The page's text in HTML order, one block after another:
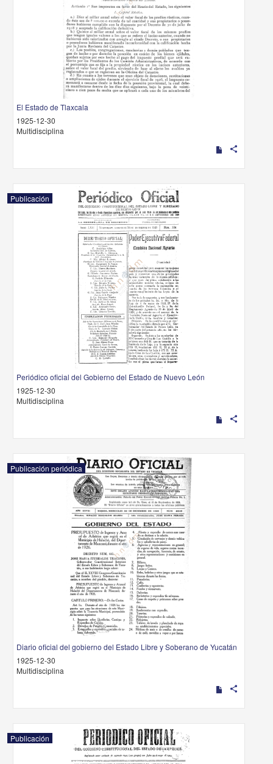
El Estado de Tlaxcala
1925-12-30
Multidisciplina
share
Publicación
Periódico oficial del Gobierno del Estado de Nuevo León
1925-12-30
Multidisciplina
share
Publicación periódica
Diario oficial del gobierno del Estado Libre y Soberano de Yucatán
1925-12-30
Multidisciplina
share
Publicación